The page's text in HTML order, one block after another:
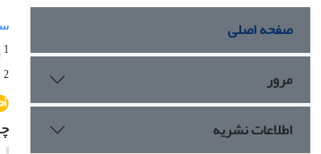
1
2
صفحه اصلی
مرور
اطلاعات نشریه